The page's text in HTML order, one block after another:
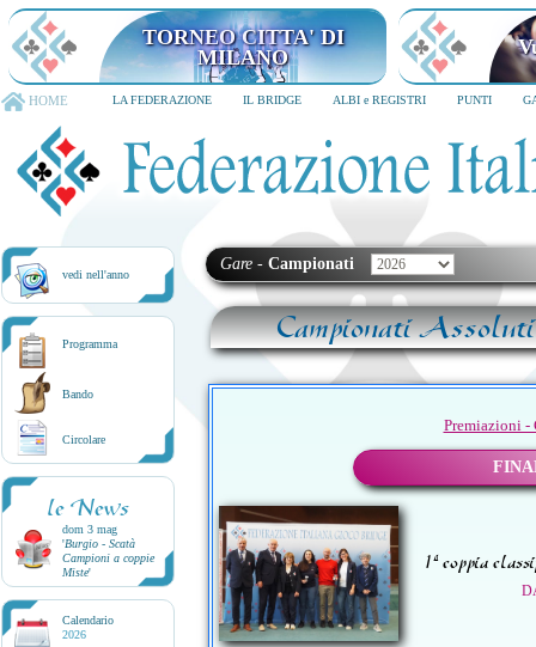
TORNEO CITTA' DI
MILANO
HOME LA FEDERAZIONE IL BRIDGE ALBI e REGISTRI PUNTI
vedi nell'anno
Programma
Bando
Circolare
le News
dom 3 mag
'Burgio - Scatà
Campioni a coppie
Miste'
Calendario
2026
Gare - Campionati
Campionati
Premiazioni -
1ª coppia